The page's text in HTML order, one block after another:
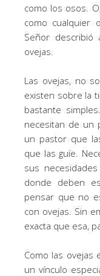
como los osos.
como cualquier
Señor
ovejas.
Las ovejas, no
existen sobre la
bastante
necesitan de un
un pastor que
que las guíe.
sus
donde deben
pensar que no
con ovejas. Sin
exacta que esa,
Como las ovejas
un vínculo